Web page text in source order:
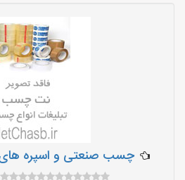
چسب صنعتی و اسپره